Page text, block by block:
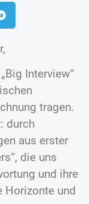
Interview“
tragen.
durch
aus erster
die uns
und ihre
Horizonte und